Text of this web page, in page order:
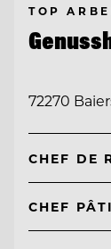
TOP
72270
CHEF DE
CHEF